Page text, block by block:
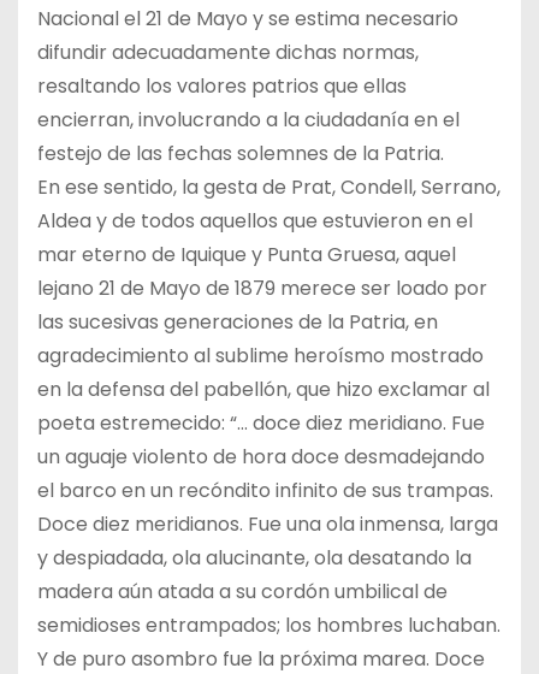
Nacional el 21 de Mayo y se estima necesario
difundir adecuadamente dichas normas,
resaltando los valores patrios que ellas
encierran, involucrando a la ciudadanía en el
festejo de las fechas solemnes de la Patria.
En ese sentido, la gesta de Prat, Condell, Serrano,
Aldea y de todos aquellos que estuvieron en el
mar eterno de Iquique y Punta Gruesa, aquel
lejano 21 de Mayo de 1879 merece ser loado por
las sucesivas generaciones de la Patria, en
agradecimiento al sublime heroísmo mostrado
en la defensa del pabellón, que hizo exclamar al
poeta estremecido: “… doce diez meridiano. Fue
un aguaje violento de hora doce desmadejando
el barco en un recóndito infinito de sus trampas.
Doce diez meridianos. Fue una ola inmensa, larga
y despiadada, ola alucinante, ola desatando la
madera aún atada a su cordón umbilical de
semidioses entrampados; los hombres luchaban.
Y de puro asombro fue la próxima marea. Doce